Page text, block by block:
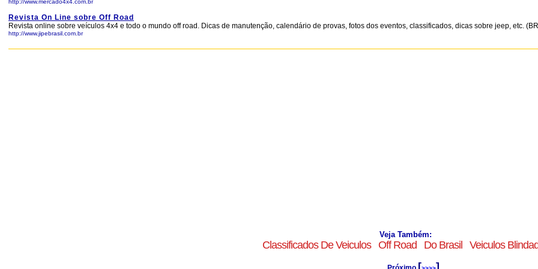
http://www.mercado4x4.com.br
Revista On Line sobre Off Road
Revista online sobre veículos 4x4 e todo o mundo off road. Dicas de manutenção, calendário de provas, fotos dos eventos, classificados, dicas sobre jeep, etc.
http://www.jipebrasil.com.br
Veja Também:
Classificados De Veiculos Off Road Do Brasil Veiculos
[ ]